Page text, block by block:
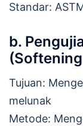
Standar:
b.
Tujuan:
melunak
Metode: